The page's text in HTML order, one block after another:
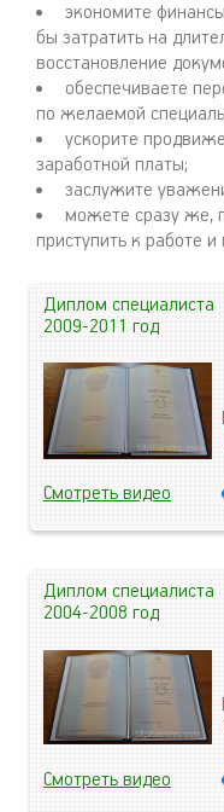
экономите
бы затратить на
восстановление
обеспечиваете
по желаемой
ускорите
заработной платы;
заслужите
можете сразу же,
приступить к работе
Диплом специалиста
2009-2011 год
Смотреть видео
Диплом специалиста
2004-2008 год
Смотреть видео